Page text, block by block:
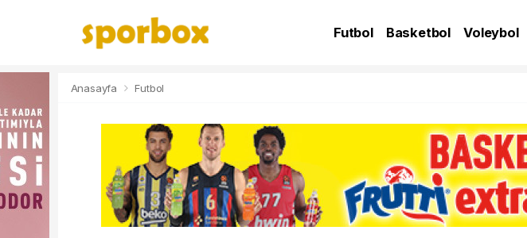
Futbol Basketbol Voleybol
Anasayfa Futbol